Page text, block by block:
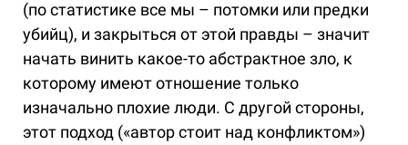
(по статистике все мы – потомки или предки
убийц), и закрыться от этой правды – значит
начать винить какое-то абстрактное зло, к
которому имеют отношение только
изначально плохие люди. С другой стороны,
этот подход («автор стоит над конфликтом»)